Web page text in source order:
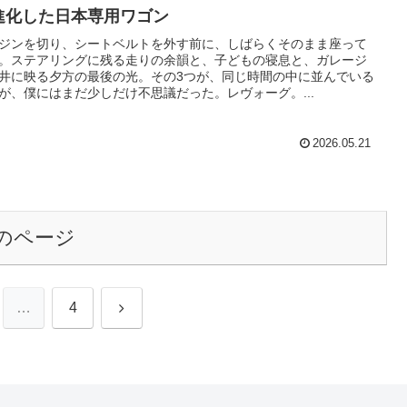
化した日本専用ワゴン
ンを切り、シートベルトを外す前に、しばらくそのまま座って
ステアリングに残る走りの余韻と、子どもの寝息と、ガレージ
に映る夕方の最後の光。その3つが、同じ時間の中に並んでいる
、僕にはまだ少しだけ不思議だった。レヴォーグ。...
2026.05.21
ページ
… 4 次